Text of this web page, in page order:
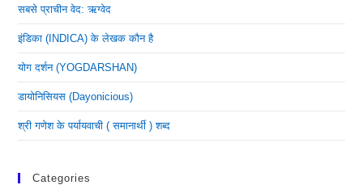
सबसे प्राचीन वेद: ऋग्वेद
इंडिका (INDICA) के लेखक कौन है
योग दर्शन (YOGDARSHAN)
डायोनिसियस (dayonicious)
श्री गणेश के पर्यायवाची ( समानार्थी ) शब्द
Categories